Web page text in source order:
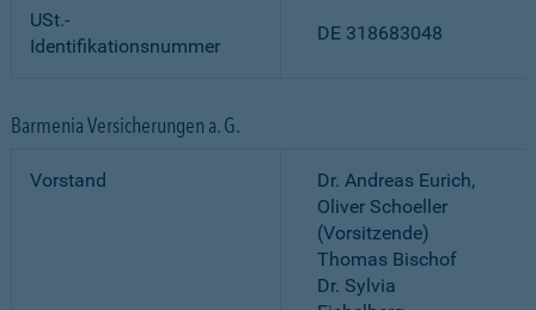
USt.-
Identifikationsnummer
DE 318683048
Barmenia Versicherungen a. G.
Vorstand
Dr. Andreas Eurich,
Oliver Schoeller
(Vorsitzende)
Thomas Bischof
Dr. Sylvia